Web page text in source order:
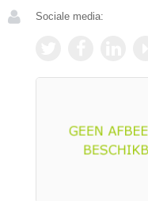
Sociale media: